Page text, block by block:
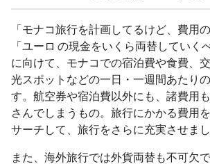
「モナコ旅行を計画してるけど、費用
「ユーロ の現金をいくら両替していく
に向けて、モナコでの宿泊費や食費、
光スポットなどの一日・一週間あたり
す。航空券や宿泊費以外にも、諸費用
さんでしまうもの。旅行にかかる費用
サーチして、旅行をさらに充実させまし
また、海外旅行では外貨両替も不可欠